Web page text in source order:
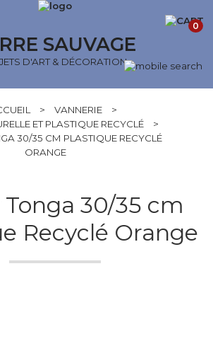
SAUVAGE
D'ART & DÉCORATION
0
> VANNERIE
>
ET PLASTIQUE RECYCLÉ
>
30/35 CM PLASTIQUE RECYCLÉ
ORANGE
30/35 cm
Recyclé Orange